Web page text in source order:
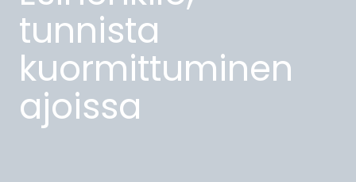
tunnista
kuormittuminen
ajoissa